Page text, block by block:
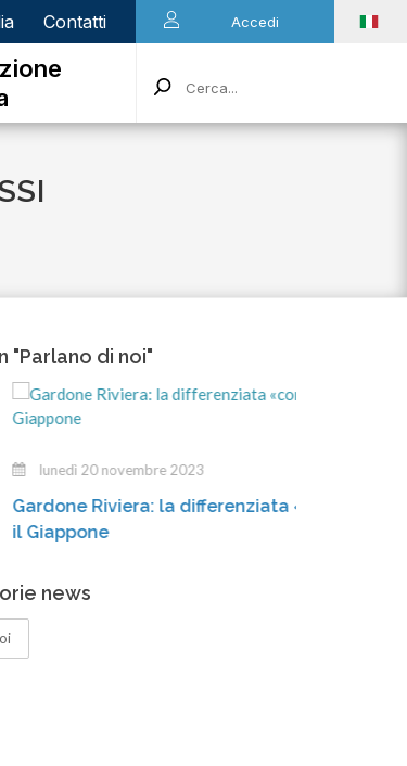
Contatti Accedi
"Parlano di noi"
novembre 2023
la differenziata «conquista»
news